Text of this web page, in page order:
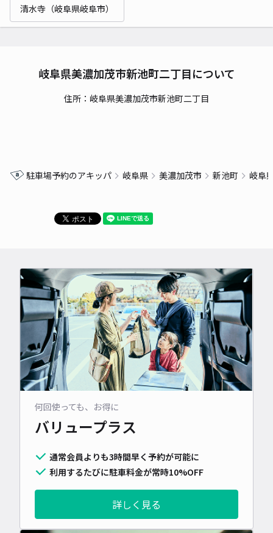
清水寺（岐阜県岐阜市）
岐阜県美濃加茂市新池町二丁目について
住所：岐阜県美濃加茂市新池町二丁目
駐車場予約のアキッパ 岐阜県 美濃加茂市 新池町 岐阜
何回使っても、お得に
バリュープラス
通常会員よりも3時間早く予約が可能に
利用するたびに駐車料金が常時10%OFF
詳しく見る